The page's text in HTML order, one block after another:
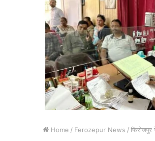
Home / Ferozepur News / फिरोजपुर